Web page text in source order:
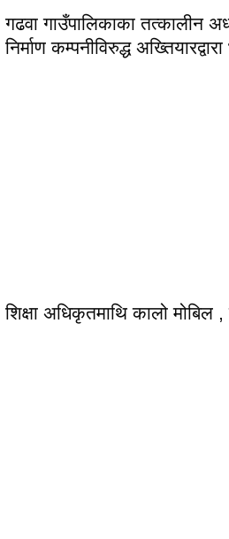
गढवा गाउँपालिकाका तत्कालीन
निर्माण कम्पनीविरुद्ध
शिक्षा अधिकृतमाथि कालो